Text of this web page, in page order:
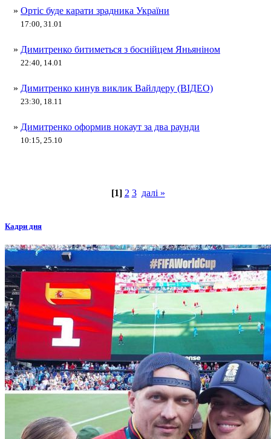
» Ортіс буде карати зрадника України
17:00, 31.01
» Димитренко битиметься з боснійцем Яньяніном
22:40, 14.01
» Димитренко кинув виклик Вайлдеру (ВІДЕО)
23:30, 18.11
» Димитренко оформив нокаут за два раунди
10:15, 25.10
[1] 2 3 далі »
Кадри дня